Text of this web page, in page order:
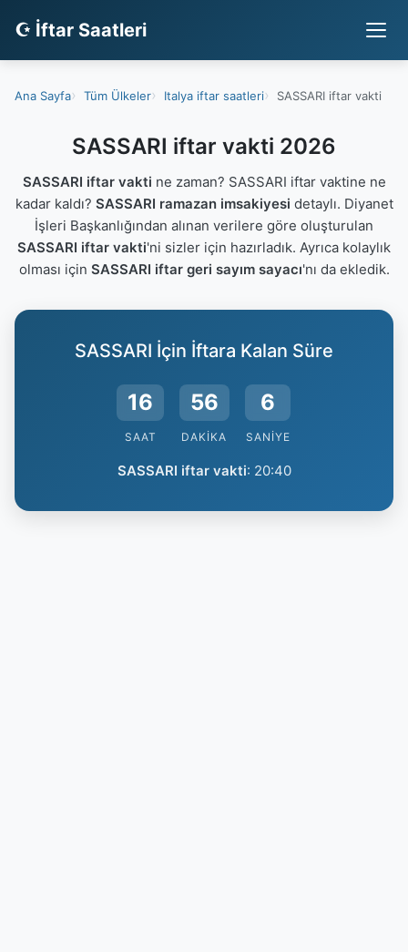
☪ İftar Saatleri
Ana Sayfa Tüm Ülkeler Italya iftar saatleri SASSARI iftar vakti
SASSARI iftar vakti 2026
SASSARI iftar vakti ne zaman? SASSARI iftar vaktine ne
kadar kaldı? SASSARI ramazan imsakiyesi detaylı. Diyanet
İşleri Başkanlığından alınan verilere göre oluşturulan
SASSARI iftar vakti'ni sizler için hazırladık. Ayrıca kolaylık
olması için SASSARI iftar geri sayım sayacı'nı da ekledik.
SASSARI İçin İftara Kalan Süre
16
SAAT
56
DAKIKA
5
SANIYE
SASSARI iftar vakti: 20:40